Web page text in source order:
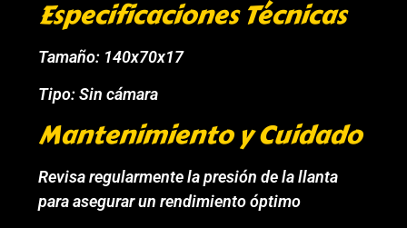
Especificaciones Técnicas
Tamaño: 140x70x17
Tipo: Sin cámara
Mantenimiento y Cuidado
Revisa regularmente la presión de la llanta
para asegurar un rendimiento óptimo